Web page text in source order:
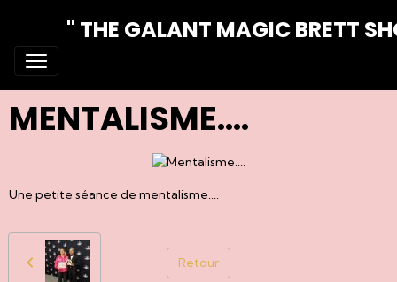
" THE GALANT MAGIC BRETT
MENTALISME....
Une petite séance de mentalisme....
Retour